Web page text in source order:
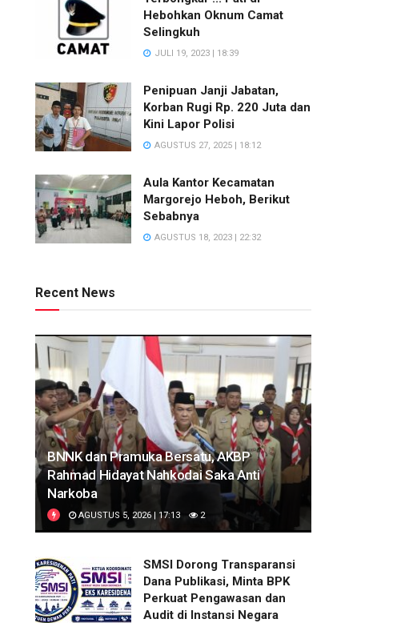
Hebohkan Oknum Camat
Selingkuh
JULI 19, 2023 | 18:39
Penipuan Janji Jabatan,
Korban Rugi Rp. 220 Juta dan
Kini Lapor Polisi
AGUSTUS 27, 2025 | 18:12
Aula Kantor Kecamatan
Margorejo Heboh, Berikut
Sebabnya
AGUSTUS 18, 2023 | 22:32
Recent News
BNNK dan Pramuka Bersatu, AKBP
Rahmad Hidayat Nahkodai Saka Anti
Narkoba
AGUSTUS 5, 2026 | 17:13 2
SMSI Dorong Transparansi
Dana Publikasi, Minta BPK
Perkuat Pengawasan dan
Audit di Instansi Negara